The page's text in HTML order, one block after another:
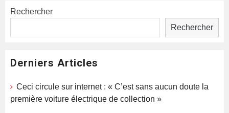
Rechercher
Rechercher
Derniers Articles
Ceci circule sur internet : « C’est sans aucun doute la
première voiture électrique de collection »